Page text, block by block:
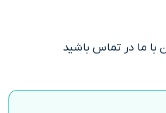
با ما در تماس باشید